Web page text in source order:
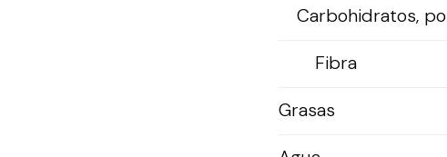
Carbohidratos,
Fibra
Grasas